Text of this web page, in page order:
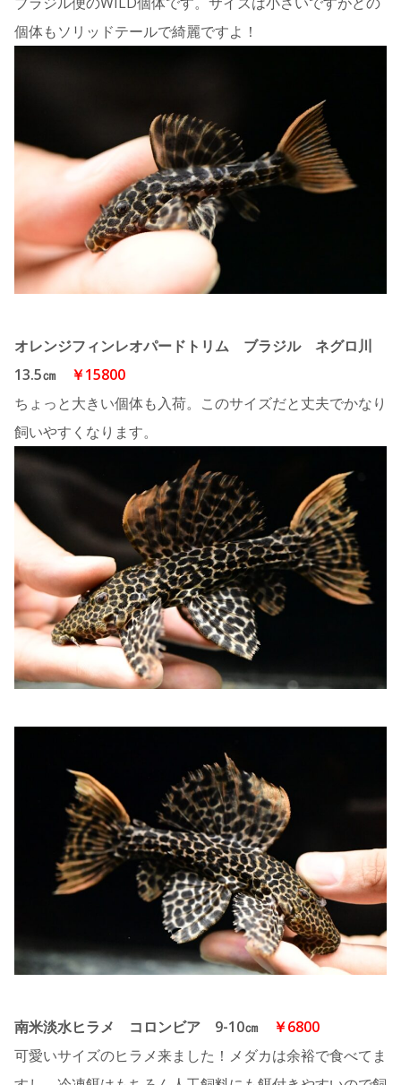
個体もソリッドテールで綺麗ですよ！
オレンジフィンレオパードトリム ブラジル ネグロ川
13.5㎝
￥15800
ちょっと大きい個体も入荷。このサイズだと丈夫でかなり
飼いやすくなります。
南米淡水ヒラメ コロンビア 9-10㎝
￥6800
可愛いサイズのヒラメ来ました！メダカは余裕で食べてま